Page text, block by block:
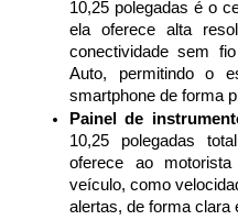
10,25 polegadas é o
ela oferece alta
conectividade sem
Auto, permitindo o
smartphone de forma
Painel de
10,25 polegadas
oferece ao
veículo, como
alertas, de forma clara